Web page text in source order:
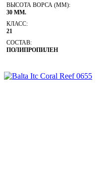
ВЫСОТА ВОРСА (ММ):
30 ММ.
КЛАСС:
21
СОСТАВ:
ПОЛИПРОПИЛЕН